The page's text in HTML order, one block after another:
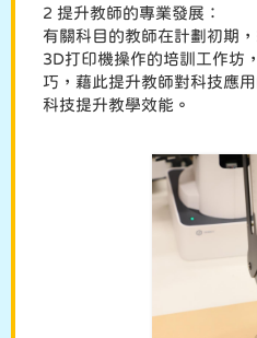
2 提升教師的專業發展：
有關科目的教師在計劃初期
3D打印機操作的培訓工作坊
巧，藉此提升教師對科技應
科技提升教學效能。